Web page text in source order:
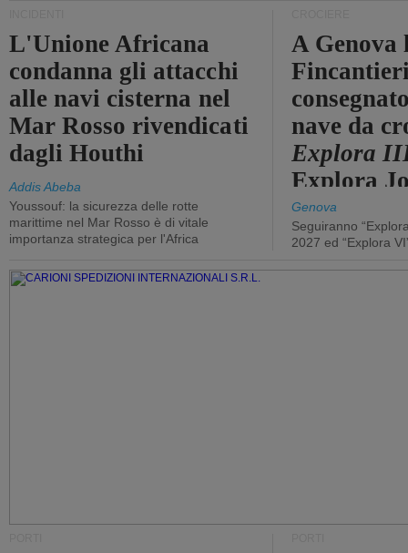
L'Unione Africana
condanna gli attacchi
alle navi cisterna nel
Mar Rosso rivendicati
dagli Houthi
Addis Abeba
Youssouf: la sicurezza delle rotte
marittime nel Mar Rosso è di vitale
importanza strategica per l'Africa
A Genova
nave da
Explora
Explora
Genova
Seguiranno
2027 ed “Explora